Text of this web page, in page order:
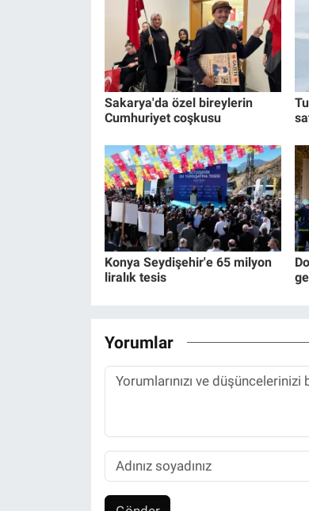
Sakarya'da özel bireylerin
Cumhuriyet coşkusu
Konya Seydişehir'e 65 milyon
liralık tesis
Yorumlar